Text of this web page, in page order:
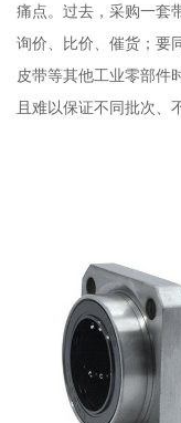
痛点。过去，采购一套
询价、比价、催货；要
皮带等其他工业零部件
且难以保证不同批次、